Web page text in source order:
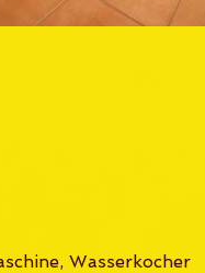
Wasserkocher